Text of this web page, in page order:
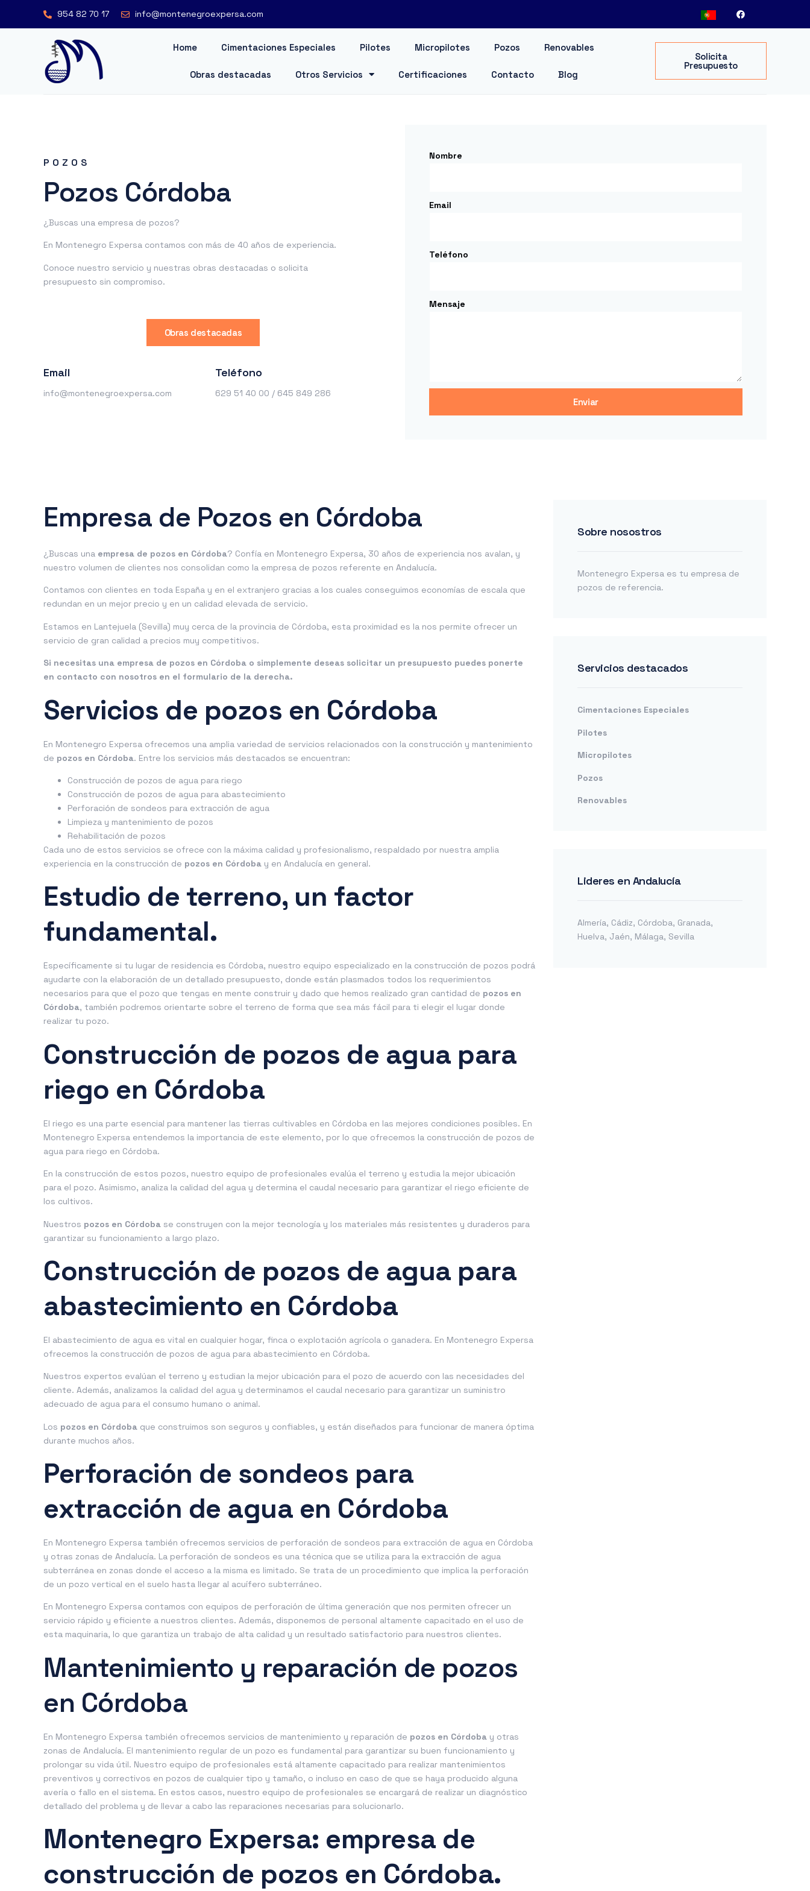
954 82 70 17 info@montenegroexpersa.com
Home Cimentaciones Especiales Pilotes Micropilotes Pozos Renovables
Obras destacadas Otros Servicios Certificaciones Contacto Blog
Solicita
Presupuesto
POZOS
Pozos Córdoba
¿Buscas una empresa de pozos?
En Montenegro Expersa contamos con más de 40 años de experiencia.
Conoce nuestro servicio y nuestras obras destacadas o solicita
presupuesto sin compromiso.
Obras destacadas
Email
info@montenegroexpersa.com
Teléfono
629 51 40 00 / 645 849 286
Nombre
Email
Teléfono
Mensaje
Enviar
Empresa de Pozos en Córdoba
¿Buscas una empresa de pozos en Córdoba? Confía en Montenegro Expersa, 30 años de experiencia nos avalan, y
nuestro volumen de clientes nos consolidan como la empresa de pozos referente en Andalucía.
Contamos con clientes en toda España y en el extranjero gracias a los cuales conseguimos economías de escala que
redundan en un mejor precio y en un calidad elevada de servicio.
Estamos en Lantejuela (Sevilla) muy cerca de la provincia de Córdoba, esta proximidad es la nos permite ofrecer un
servicio de gran calidad a precios muy competitivos.
Si necesitas una empresa de pozos en Córdoba o simplemente deseas solicitar un presupuesto puedes ponerte
en contacto con nosotros en el formulario de la derecha.
Servicios de pozos en Córdoba
En Montenegro Expersa ofrecemos una amplia variedad de servicios relacionados con la construcción y mantenimiento
de pozos en Córdoba. Entre los servicios más destacados se encuentran:
Construcción de pozos de agua para riego
Construcción de pozos de agua para abastecimiento
Perforación de sondeos para extracción de agua
Limpieza y mantenimiento de pozos
Rehabilitación de pozos
Cada uno de estos servicios se ofrece con la máxima calidad y profesionalismo, respaldado por nuestra amplia
experiencia en la construcción de pozos en Córdoba y en Andalucía en general.
Estudio de terreno, un factor
fundamental.
Específicamente si tu lugar de residencia es Córdoba, nuestro equipo especializado en la construcción de pozos podrá
ayudarte con la elaboración de un detallado presupuesto, donde están plasmados todos los requerimientos
necesarios para que el pozo que tengas en mente construir y dado que hemos realizado gran cantidad de pozos en
Córdoba, también podremos orientarte sobre el terreno de forma que sea más fácil para ti elegir el lugar donde
realizar tu pozo.
Construcción de pozos de agua para
riego en Córdoba
El riego es una parte esencial para mantener las tierras cultivables en Córdoba en las mejores condiciones posibles. En
Montenegro Expersa entendemos la importancia de este elemento, por lo que ofrecemos la construcción de pozos de
agua para riego en Córdoba.
En la construcción de estos pozos, nuestro equipo de profesionales evalúa el terreno y estudia la mejor ubicación
para el pozo. Asimismo, analiza la calidad del agua y determina el caudal necesario para garantizar el riego eficiente de
los cultivos.
Nuestros pozos en Córdoba se construyen con la mejor tecnología y los materiales más resistentes y duraderos para
garantizar su funcionamiento a largo plazo.
Construcción de pozos de agua para
abastecimiento en Córdoba
El abastecimiento de agua es vital en cualquier hogar, finca o explotación agrícola o ganadera. En Montenegro Expersa
ofrecemos la construcción de pozos de agua para abastecimiento en Córdoba.
Nuestros expertos evalúan el terreno y estudian la mejor ubicación para el pozo de acuerdo con las necesidades del
cliente. Además, analizamos la calidad del agua y determinamos el caudal necesario para garantizar un suministro
adecuado de agua para el consumo humano o animal.
Los pozos en Córdoba que construimos son seguros y confiables, y están diseñados para funcionar de manera óptima
durante muchos años.
Perforación de sondeos para
extracción de agua en Córdoba
En Montenegro Expersa también ofrecemos servicios de perforación de sondeos para extracción de agua en Córdoba
y otras zonas de Andalucía. La perforación de sondeos es una técnica que se utiliza para la extracción de agua
subterránea en zonas donde el acceso a la misma es limitado. Se trata de un procedimiento que implica la perforación
de un pozo vertical en el suelo hasta llegar al acuífero subterráneo.
En Montenegro Expersa contamos con equipos de perforación de última generación que nos permiten ofrecer un
servicio rápido y eficiente a nuestros clientes. Además, disponemos de personal altamente capacitado en el uso de
esta maquinaria, lo que garantiza un trabajo de alta calidad y un resultado satisfactorio para nuestros clientes.
Mantenimiento y reparación de pozos
en Córdoba
En Montenegro Expersa también ofrecemos servicios de mantenimiento y reparación de pozos en Córdoba y otras
zonas de Andalucía. El mantenimiento regular de un pozo es fundamental para garantizar su buen funcionamiento y
prolongar su vida útil. Nuestro equipo de profesionales está altamente capacitado para realizar mantenimientos
preventivos y correctivos en pozos de cualquier tipo y tamaño, o incluso en caso de que se haya producido alguna
avería o fallo en el sistema. En estos casos, nuestro equipo de profesionales se encargará de realizar un diagnóstico
detallado del problema y de llevar a cabo las reparaciones necesarias para solucionarlo.
Montenegro Expersa: empresa de
construcción de pozos en Córdoba.
Sobre nosostros
Montenegro Expersa es tu empresa de
pozos de referencia.
Servicios destacados
Cimentaciones Especiales
Pilotes
Micropilotes
Pozos
Renovables
Lideres en Andalucía
Almería, Cádiz, Córdoba, Granada,
Huelva, Jaén, Málaga, Sevilla